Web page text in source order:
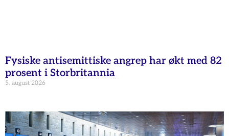
Fysiske antisemittiske angrep har økt med 82
prosent i Storbritannia
5. august 2026